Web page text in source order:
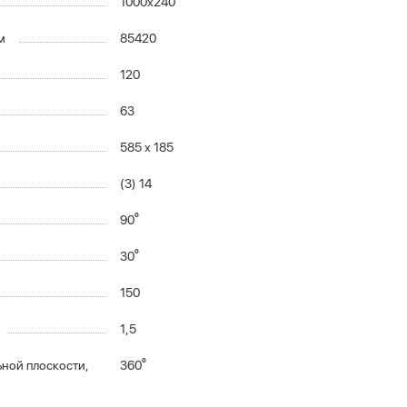
85420
120
63
585 х 185
(3) 14
90⁰
30⁰
150
1,5
плоскости, 360⁰